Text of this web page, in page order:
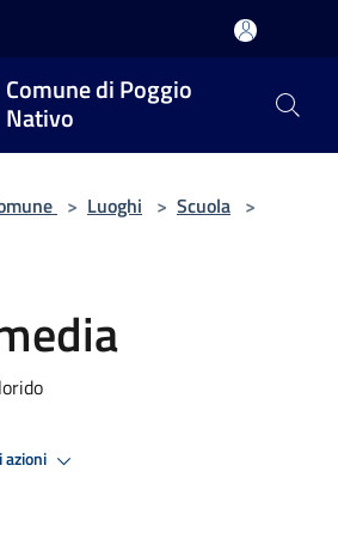
Comune di Poggio
Nativo
> Luoghi > Scuola >
azioni